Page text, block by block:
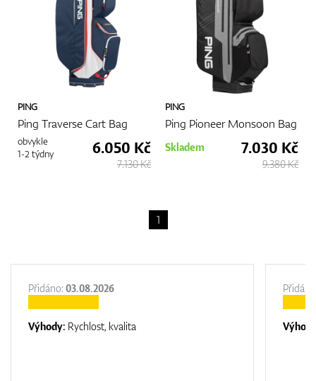
PING
Ping Traverse Cart Bag
obvykle
1-2 týdny
6.050 Kč
7.130 Kč
PING
Ping Pioneer Monsoon Bag
Skladem 7.030 Kč
9.380 Kč
1
Přidáno: 03.08.2026
Výhody: Rychlost, kvalita